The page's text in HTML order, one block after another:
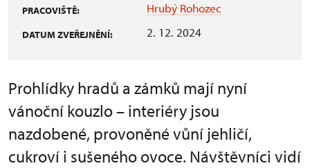
PRACOVIŠTĚ: Hrubý Rohozec
DATUM ZVEŘEJNĚNÍ: 2. 12. 2024
Prohlídky hradů a zámků mají nyní
vánoční kouzlo – interiéry jsou
nazdobené, provoněné vůní jehličí,
cukroví i sušeného ovoce. Návštěvníci vidí